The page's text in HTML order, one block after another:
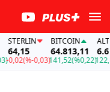
STERLIN
64,15
(%-0,03)
BITCOIN
64.813,11
141,52(%0,22)
ALTIN
122,91